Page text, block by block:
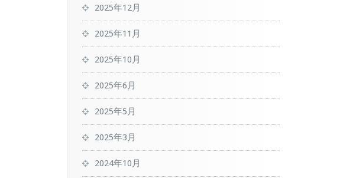
2025年12月
2025年11月
2025年10月
2025年6月
2025年5月
2025年3月
2024年10月